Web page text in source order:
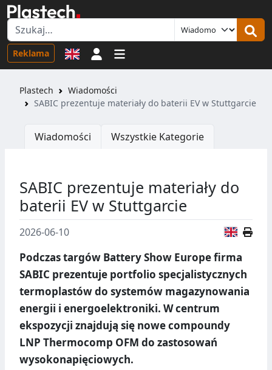
Reklama Logowanie
Plastech
Wiadomości
SABIC prezentuje materiały do baterii EV w Stuttgarcie
Wiadomości Wszystkie Kategorie
SABIC prezentuje materiały do
baterii EV w Stuttgarcie
2026-06-10
Podczas targów Battery Show Europe firma
SABIC prezentuje portfolio specjalistycznych
termoplastów do systemów magazynowania
energii i energoelektroniki. W centrum
ekspozycji znajdują się nowe compoundy
LNP Thermocomp OFM do zastosowań
wysokonapięciowych.